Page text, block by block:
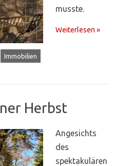
musste.
Weiterlesen »
Immobilien
Herbst
Angesichts
des
spektakulären